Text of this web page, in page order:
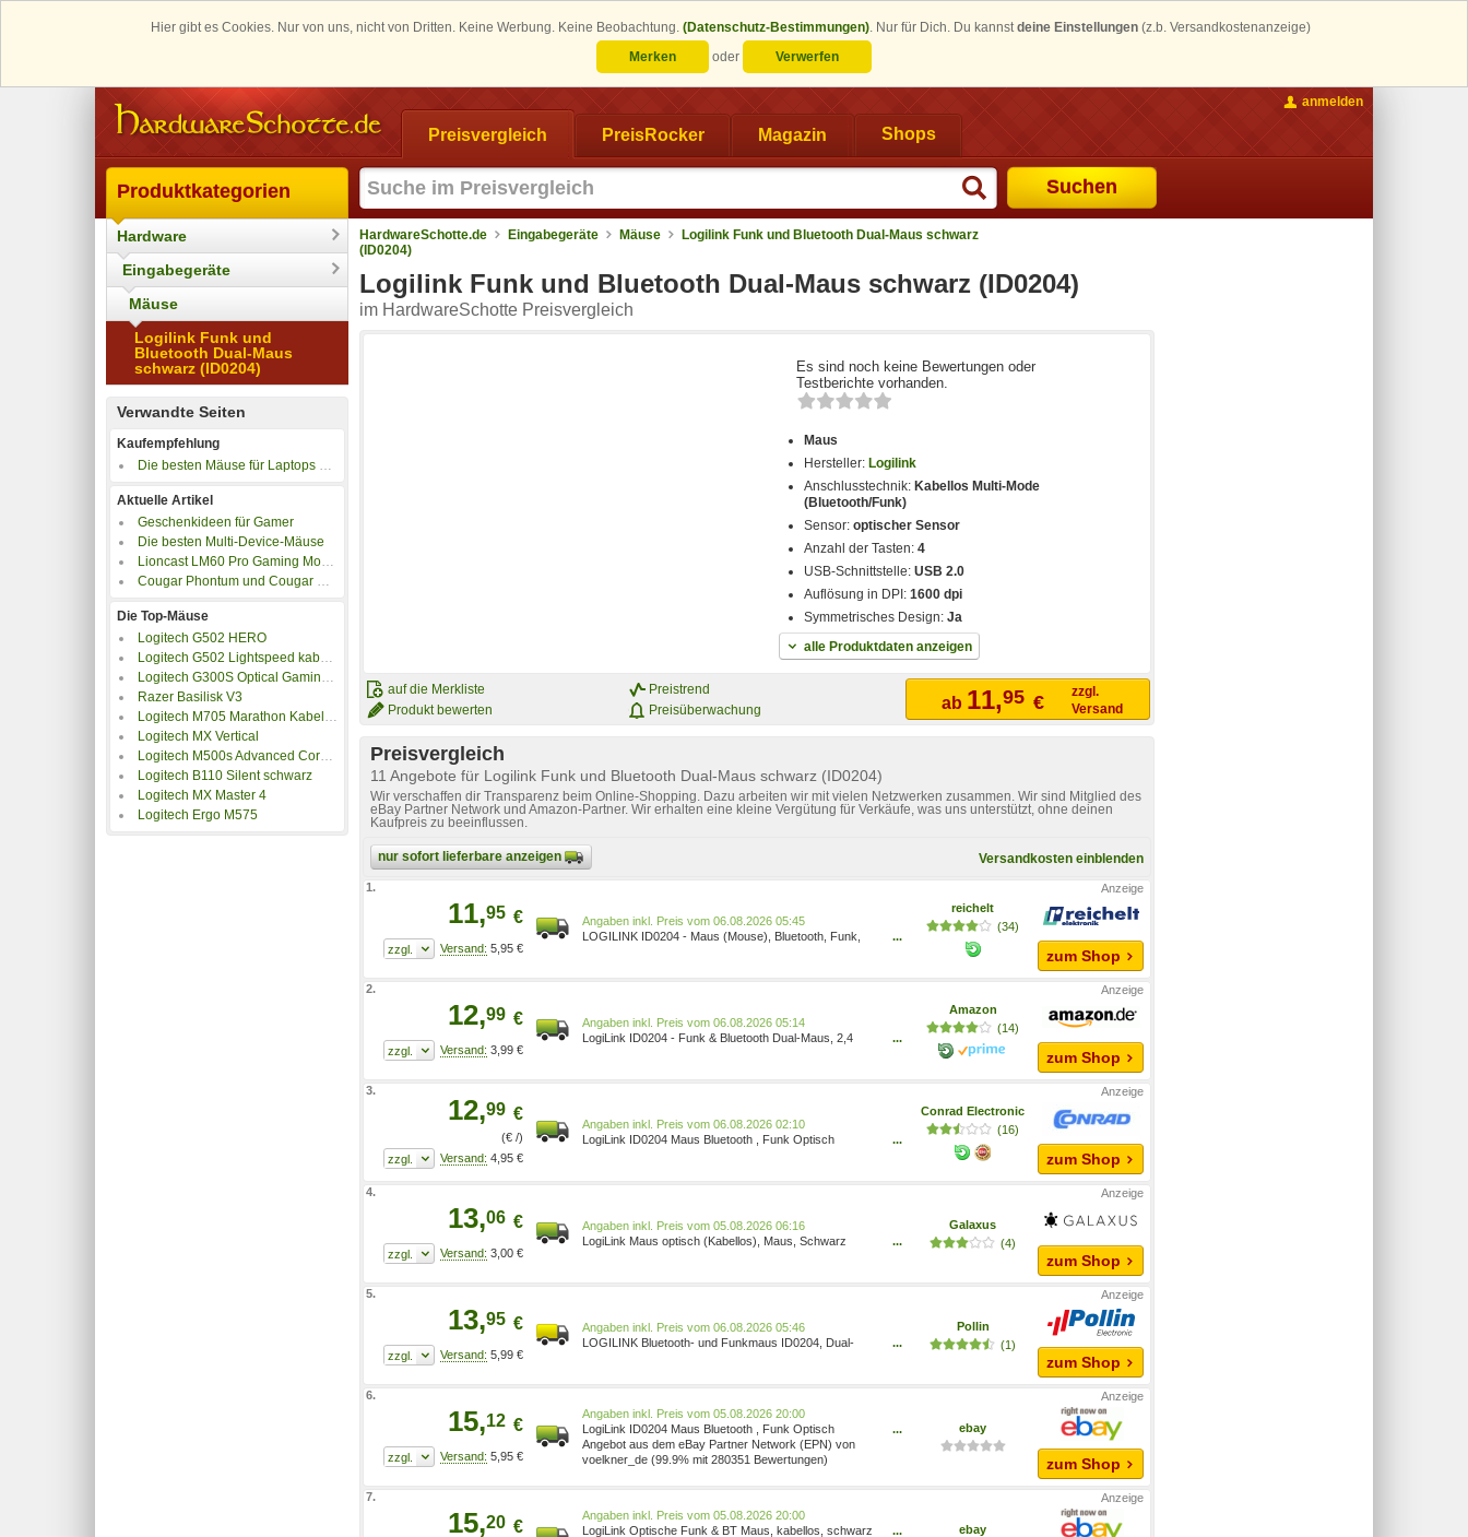
Hier gibt es Cookies. Nur von uns, nicht von Dritten. Keine Werbung. Keine Beobachtung. (Datenschutz-Bestimmungen). Nur für Dich. Du kannstdeine Einstellungen (z.b. Versandkostenanzeige)
Merken
oder Verwerfen
Preisvergleich PreisRocker Magazin Shops
Suchen
anmelden
Produktkategorien
Hardware
Eingabegeräte
Mäuse
Logilink Funk und
Bluetooth Dual-Maus
schwarz (ID0204)
Verwandte Seiten
Kaufempfehlung
Die besten Mäuse für Laptops und Notebooks
Aktuelle Artikel
Geschenkideen für Gamer
Die besten Multi-Device-Mäuse
Lioncast LM60 Pro Gaming Mouse im Kurztest
Cougar Phontum und Cougar Surpassion im Test
Die Top-Mäuse
Logitech G502 HERO
Logitech G502 Lightspeed kabellose Gaming Maus
Logitech G300S Optical Gaming Mouse
Razer Basilisk V3
Logitech M705 Marathon Kabellose Maus
Logitech MX Vertical
Logitech M500s Advanced Corded Mouse
Logitech B110 Silent schwarz
Logitech MX Master 4
Logitech Ergo M575
HardwareSchotte.de Eingabegeräte Mäuse
Logilink Funk und Bluetooth Dual-Maus schwarz
(ID0204)
Logilink Funk und Bluetooth Dual-Maus schwarz (ID0204)
im HardwareSchotte Preisvergleich
Es sind noch keine Bewertungen oder
Testberichte vorhanden.
Maus
Hersteller: Logilink
Anschlusstechnik: Kabellos Multi-Mode
(Bluetooth/Funk)
Sensor:optischer Sensor
Anzahl der Tasten:4
USB-Schnittstelle:USB 2.0
Auflösung in DPI:1600 dpi
Symmetrisches Design:Ja
alle Produktdaten anzeigen
auf die Merkliste
Produkt bewerten
Preistrend
Preisüberwachung
ab 11,95 €
zzgl.
Versand
Preisvergleich
11 Angebote für Logilink Funk und Bluetooth Dual-Maus schwarz (ID0204)
Wir verschaffen dir Transparenz beim Online-Shopping. Dazu arbeiten wir mit vielen Netzwerken zusammen. Wir sind Mitglied des
eBay Partner Network und Amazon-Partner. Wir erhalten eine kleine Vergütung für Verkäufe, was uns unterstützt, ohne deinen
Kaufpreis zu beeinflussen.
nur sofort lieferbare anzeigen Versandkosten einblenden
1.
11,95 €
5,95 €
Preis vom 06.08.2026 05:45
LOGILINK ID0204 - Maus (Mouse), Bluetooth, Funk,
...
reichelt
(34)
zum Shop
2.
12,99 €
3,99 €
Preis vom 06.08.2026 05:14
LogiLink ID0204 - Funk & Bluetooth Dual-Maus, 2,4
...
Amazon
(14)
zum Shop
3.
12,99 €
(€ /)
4,95 €
Preis vom 06.08.2026 02:10
LogiLink ID0204 Maus Bluetooth , Funk Optisch
...
Conrad Electronic
(16)
zum Shop
4.
13,06 €
3,00 €
Preis vom 05.08.2026 06:16
LogiLink Maus optisch (Kabellos), Maus, Schwarz
...
Galaxus
(4)
zum Shop
5.
13,95 €
5,99 €
Preis vom 06.08.2026 05:46
LOGILINK Bluetooth- und Funkmaus ID0204, Dual-
...
Pollin
(1)
zum Shop
6.
15,12 €
5,95 €
Preis vom 05.08.2026 20:00
LogiLink ID0204 Maus Bluetooth , Funk Optisch
Schwarz 1600 dpi Wiederaufl...
...
Angebot aus dem eBay Partner Network (EPN) von
voelkner_de (99.9% mit 280351 Bewertungen)
ebay
zum Shop
7.
15,20 €
Preis vom 05.08.2026 20:00
LogiLink Optische Funk & BT Maus, kabellos, schwarz
...
ebay